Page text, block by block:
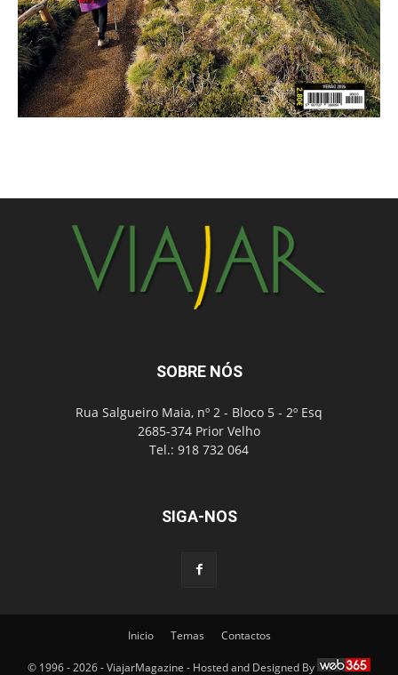
SOBRE NÓS
Rua Salgueiro Maia, nº 2 - Bloco 5 - 2º Esq
2685-374 Prior Velho
Tel.: 918 732 064
SIGA-NOS
Inicio Temas Contactos
© 1996 - 2026 - ViajarMagazine - Hosted and Designed By